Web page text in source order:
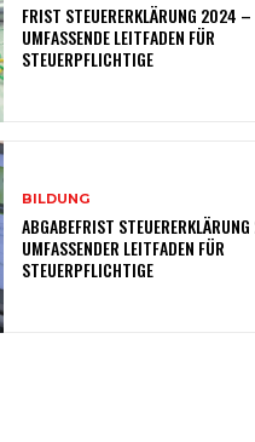
FRIST STEUERERKLÄRUNG 2024 –
UMFASSENDE LEITFADEN FÜR
STEUERPFLICHTIGE
BILDUNG
ABGABEFRIST
UMFASSENDER LEITFADEN FÜR
STEUERPFLICHTIGE